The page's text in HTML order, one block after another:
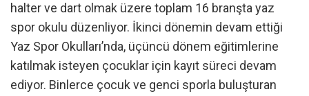
halter ve dart olmak üzere toplam 16 branşta yaz
spor okulu düzenliyor. İkinci dönemin devam ettiği
Yaz Spor Okulları’nda, üçüncü dönem eğitimlerine
katılmak isteyen çocuklar için kayıt süreci devam
ediyor. Binlerce çocuk ve genci sporla buluşturan